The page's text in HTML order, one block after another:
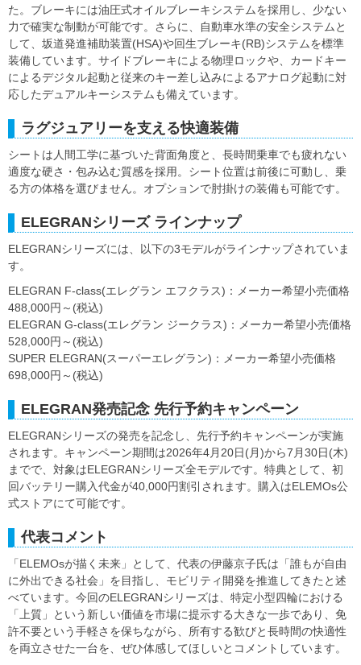
た。ブレーキには油圧式オイルブレーキシステムを採用し、少ない
力で確実な制動が可能です。さらに、自動車水準の安全システムと
して、坂道発進補助装置(HSA)や回生ブレーキ(RB)システムを標準
装備しています。サイドブレーキによる物理ロックや、カードキー
によるデジタル起動と従来のキー差し込みによるアナログ起動に対
応したデュアルキーシステムも備えています。
ラグジュアリーを支える快適装備
シートは人間工学に基づいた背面角度と、長時間乗車でも疲れない
適度な硬さ・包み込む質感を採用。シート位置は前後に可動し、乗
る方の体格を選びません。オプションで肘掛けの装備も可能です。
ELEGRANシリーズ ラインナップ
ELEGRANシリーズには、以下の3モデルがラインナップされていま
す。
ELEGRAN F-class(エレグラン エフクラス)：メーカー希望小売価格
488,000円～(税込)
ELEGRAN G-class(エレグラン ジークラス)：メーカー希望小売価格
528,000円～(税込)
SUPER ELEGRAN(スーパーエレグラン)：メーカー希望小売価格
698,000円～(税込)
ELEGRAN発売記念 先行予約キャンペーン
ELEGRANシリーズの発売を記念し、先行予約キャンペーンが実施
されます。キャンペーン期間は2026年4月20日(月)から7月30日(木)
までで、対象はELEGRANシリーズ全モデルです。特典として、初
回バッテリー購入代金が40,000円割引されます。購入はELEMOs公
式ストアにて可能です。
代表コメント
「ELEMOsが描く未来」として、代表の伊藤京子氏は「誰もが自由
に外出できる社会」を目指し、モビリティ開発を推進してきたと述
べています。今回のELEGRANシリーズは、特定小型四輪における
「上質」という新しい価値を市場に提示する大きな一歩であり、免
許不要という手軽さを保ちながら、所有する歓びと長時間の快適性
を両立させた一台を、ぜひ体感してほしいとコメントしています。